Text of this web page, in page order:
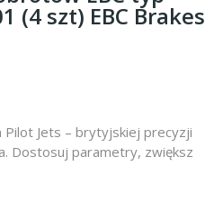
(4 szt) EBC Brakes
Pilot Jets – brytyjskiej precyzji
Dostosuj parametry, zwiększ